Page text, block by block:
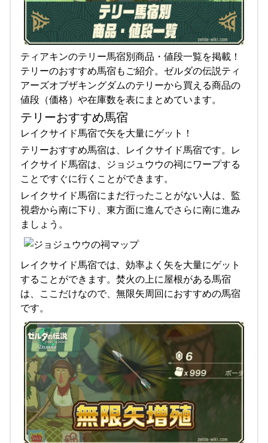
ティアキンのテリー馬宿別商品・値段一覧を掲載！
テリーのおすすめ馬宿もご紹介。ゼルダの伝説ティ
アーズオブザキングダムのテリーから買える商品の
値段（価格）や在庫数を表にまとめています。
テリーおすすめ馬宿
レイクサイド馬宿で矢を大量にゲット！
テリーおすすめ馬宿は、レイクサイド馬宿です。レ
イクサイド馬宿は、ジョジュウウの祠にワープする
ことですぐに行くことができます。
レイクサイド馬宿にまだ行ったことがない人は、監
視砦から南に下り、東方面に進んでさらに南に進み
ましょう。
レイクサイド馬宿では、効率よく矢を大量にゲット
することができます。焚火の上に屋根がある馬宿
は、ここだけなので、無限矢周回におすすめの馬宿
です。